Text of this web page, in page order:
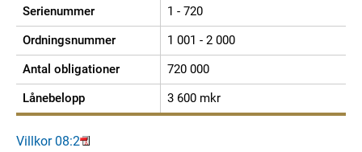
Serienummer
1 - 720
Ordningsnummer
1 001 - 2 000
Antal obligationer
720 000
Lånebelopp
3 600 mkr
Villkor 08:2